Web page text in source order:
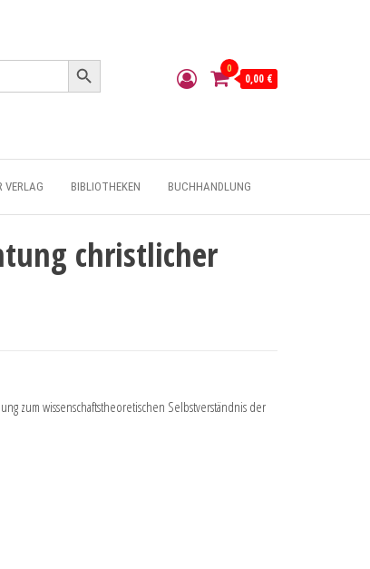
Search Button
0
0,00 €
VERLAG BIBLIOTHEKEN BUCHHANDLUNG
christlicher
zum wissenschaftstheoretischen Selbstverständnis der